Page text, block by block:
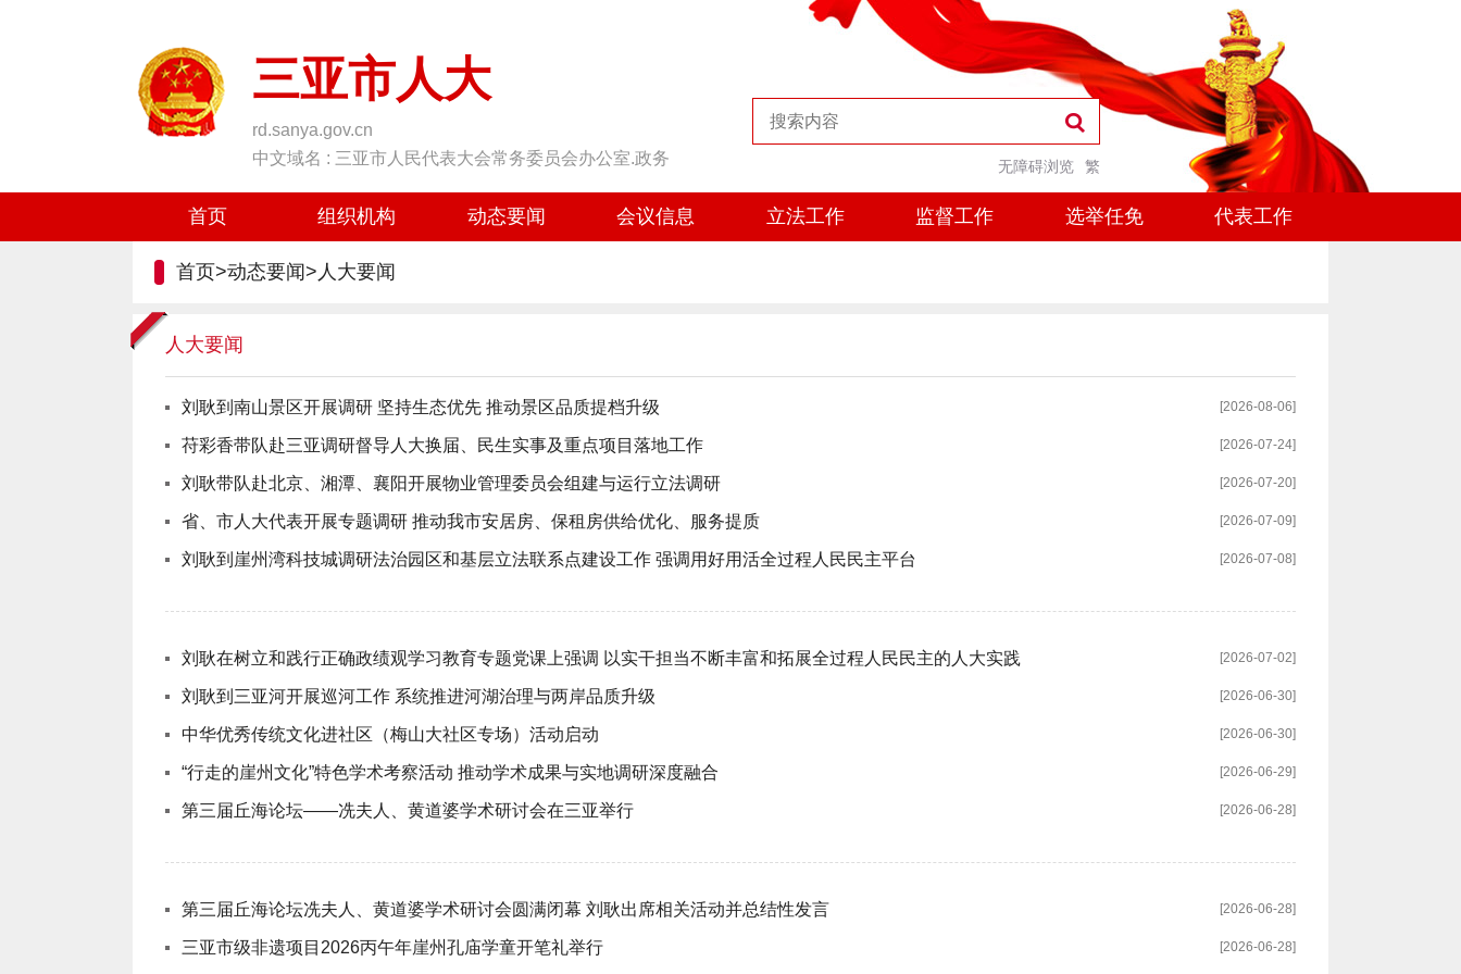
三亚市人大
rd.sanya.gov.cn
中文域名 : 三亚市人民代表大会常务委员会办公室.政务
繁
无障碍浏览
首页 组织机构 动态要闻 会议信息 立法工作 监督工作 选举任免 代表工作
首页>动态要闻> 人大要闻
人大要闻
[2026-08-06]
刘耿到南山景区开展调研 坚持生态优先 推动景区品质提档升级
[2026-07-24]
苻彩香带队赴三亚调研督导人大换届、民生实事及重点项目落地工作
[2026-07-20]
刘耿带队赴北京、湘潭、襄阳开展物业管理委员会组建与运行立法调研
[2026-07-09]
省、市人大代表开展专题调研 推动我市安居房、保租房供给优化、服务提质
[2026-07-08]
刘耿到崖州湾科技城调研法治园区和基层立法联系点建设工作 强调用好用活全过程人民民主平台
[2026-07-02]
刘耿在树立和践行正确政绩观学习教育专题党课上强调 以实干担当不断丰富和拓展全过程人民民主的人大实践
[2026-06-30]
刘耿到三亚河开展巡河工作 系统推进河湖治理与两岸品质升级
[2026-06-30]
中华优秀传统文化进社区（梅山大社区专场）活动启动
[2026-06-29]
“行走的崖州文化”特色学术考察活动 推动学术成果与实地调研深度融合
[2026-06-28]
第三届丘海论坛——冼夫人、黄道婆学术研讨会在三亚举行
[2026-06-28]
第三届丘海论坛冼夫人、黄道婆学术研讨会圆满闭幕 刘耿出席相关活动并总结性发言
[2026-06-28]
三亚市级非遗项目2026丙午年崖州孔庙学童开笔礼举行